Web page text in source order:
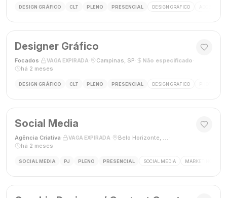
DESIGN GRÁFICO CLT PLENO PRESENCIAL DESIGN GRÁFICO ADOBE
Designer Gráfico
Focados VAGA EXPIRADA Campinas, SP Não especificado
há 2 meses
DESIGN GRÁFICO CLT PLENO PRESENCIAL DESIGN GRÁFICO PHOTOSHOP
Social Media
Agência Criativa VAGA EXPIRADA Belo Horizonte, Brasil
há 2 meses
SOCIAL MEDIA PJ PLENO PRESENCIAL SOCIAL MEDIA MARKETING